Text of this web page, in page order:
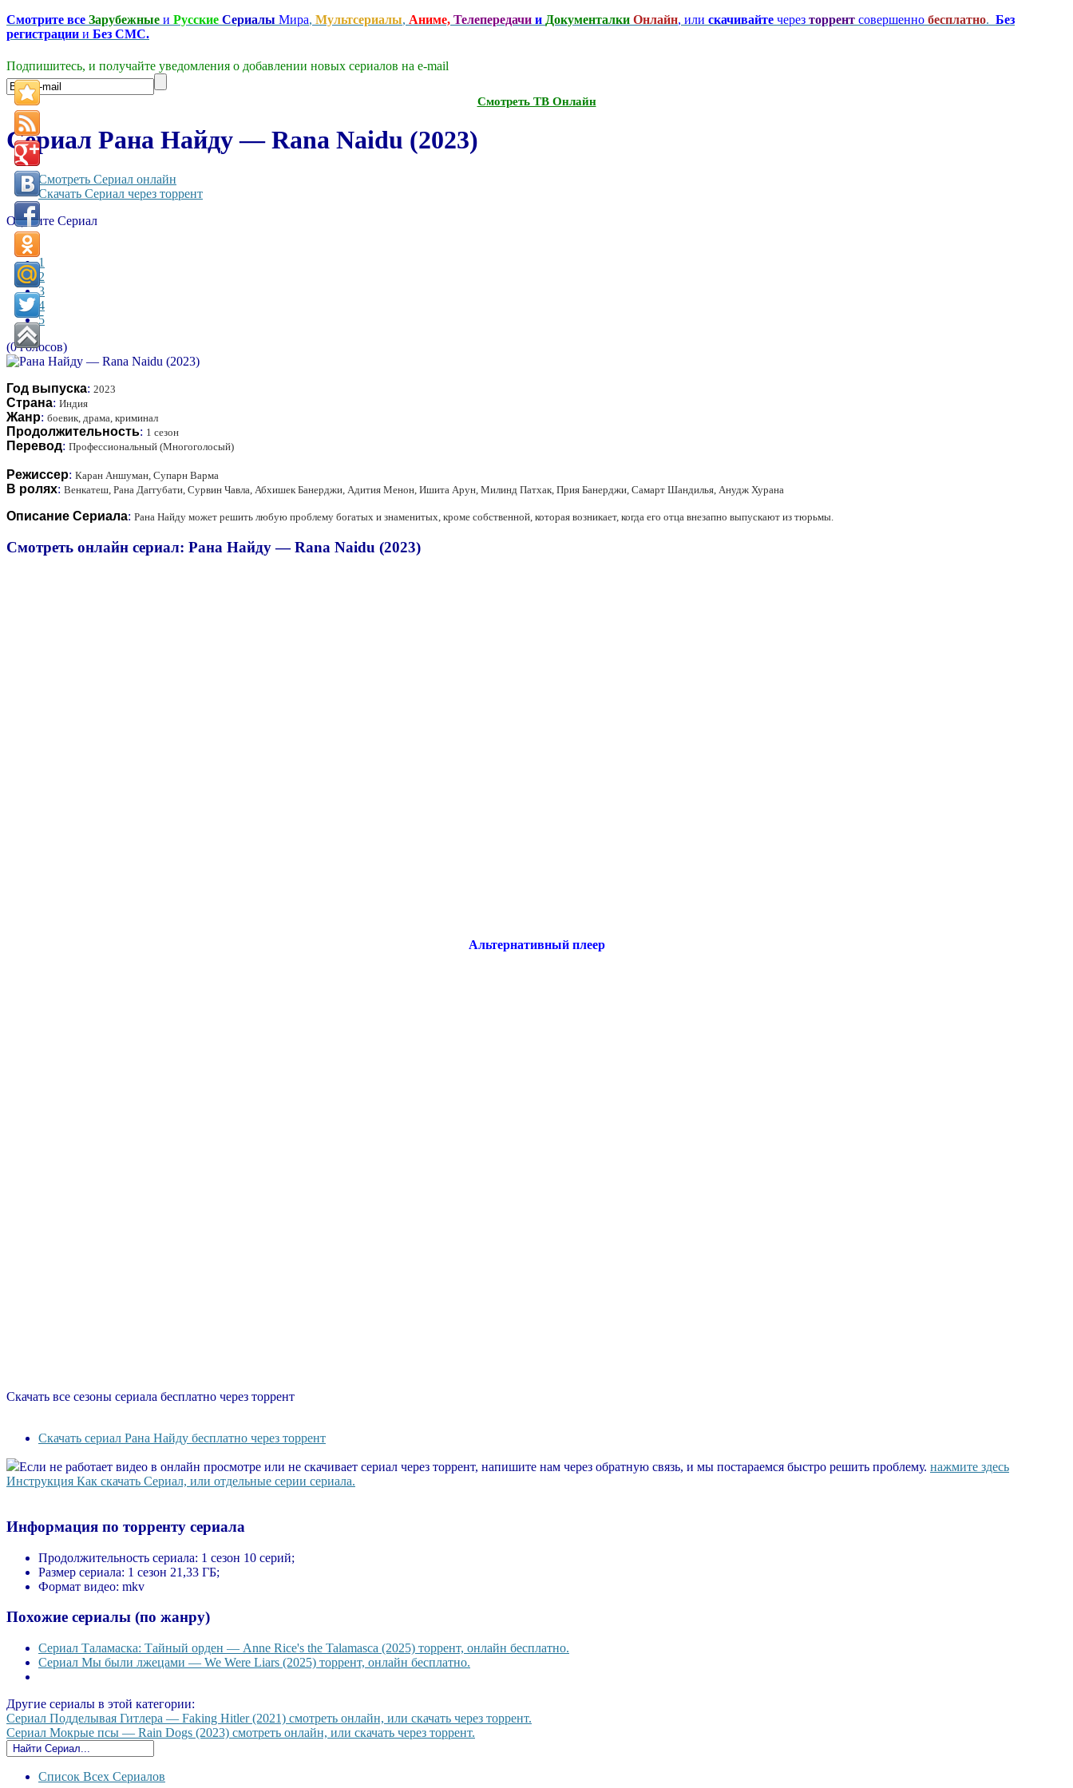
Смотрите все Зарубежные и Русские Сериалы Мира, Мультсериалы, Аниме, Телепередачи и Документалки Онлайн, или скачивайте через торрент совершенно бесплатно. Без
регистрации и Без СМС.
Подпишитесь, и получайте уведомления о добавлении новых сериалов на e-mаil
Смотреть ТВ Онлайн
Сериал Рана Найду — Rana Naidu (2023)
Смотреть Сериал онлайн
Скачать Сериал через торрент
Оцените Сериал
1
2
3
4
5
(0 голосов)
Год выпуска: 2023
Страна: Индия
Жанр: боевик, драма, криминал
Продолжительность: 1 сезон
Перевод: Профессиональный (Многоголосый)
Режиссер: Каран Аншуман, Супарн Варма
В ролях: Венкатеш, Рана Даггубати, Сурвин Чавла, Абхишек Банерджи, Адития Менон, Ишита Арун, Милинд Патхак, Прия Банерджи, Самарт Шандилья, Анудж Хурана
Описание Сериала: Рана Найду может решить любую проблему богатых и знаменитых, кроме собственной, которая возникает, когда его отца внезапно выпускают из тюрьмы.
Смотреть онлайн сериал: Рана Найду — Rana Naidu (2023)
Альтернативный плеер
Скачать все сезоны сериала бесплатно через торрент
Скачать сериал Рана Найду бесплатно через торрент
Если не работает видео в онлайн просмотре или не скачивает сериал через торрент, напишите нам через обратную связь, и мы постараемся быстро решить проблему. нажмите здесь
Инструкция Как скачать Сериал, или отдельные серии сериала.
Информация по торренту сериала
Продолжительность сериала: 1 сезон 10 серий;
Размер сериала: 1 сезон 21,33 ГБ;
Формат видео: mkv
Похожие сериалы (по жанру)
Сериал Таламаска: Тайный орден — Anne Rice's the Talamasca (2025) торрент, онлайн бесплатно.
Сериал Мы были лжецами — We Were Liars (2025) торрент, онлайн бесплатно.
Другие сериалы в этой категории:
Сериал Подделывая Гитлера — Faking Hitler (2021) смотреть онлайн, или скачать через торрент.
Сериал Мокрые псы — Rain Dogs (2023) смотреть онлайн, или скачать через торрент.
Список Всех Сериалов